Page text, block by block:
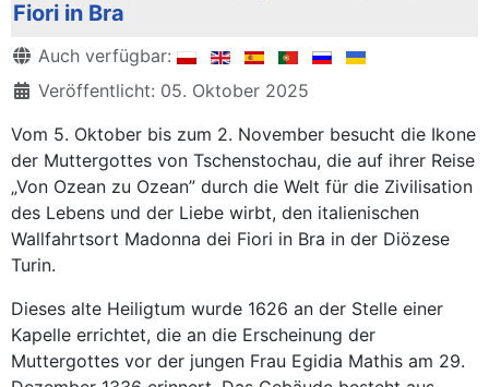
Fiori in Bra
Details
Auch verfügbar:
Veröffentlicht: 05. Oktober 2025
Vom 5. Oktober bis zum 2. November besucht die Ikone
der Muttergottes von Tschenstochau, die auf ihrer Reise
„Von Ozean zu Ozean” durch die Welt für die Zivilisation
des Lebens und der Liebe wirbt, den italienischen
Wallfahrtsort Madonna dei Fiori in Bra in der Diözese
Turin.
Dieses alte Heiligtum wurde 1626 an der Stelle einer
Kapelle errichtet, die an die Erscheinung der
Muttergottes vor der jungen Frau Egidia Mathis am 29.